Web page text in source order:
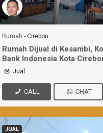
Rumah - Cirebon
Rumah Dijual di Kesambi,
Bank Indonesia Kota
Jual
CALL CHAT
JUAL